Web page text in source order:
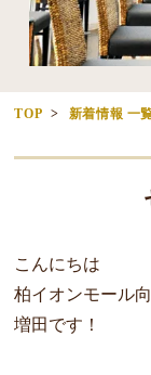
TOP 新着情報 一
こんにちは
柏イオンモール
増田です ！